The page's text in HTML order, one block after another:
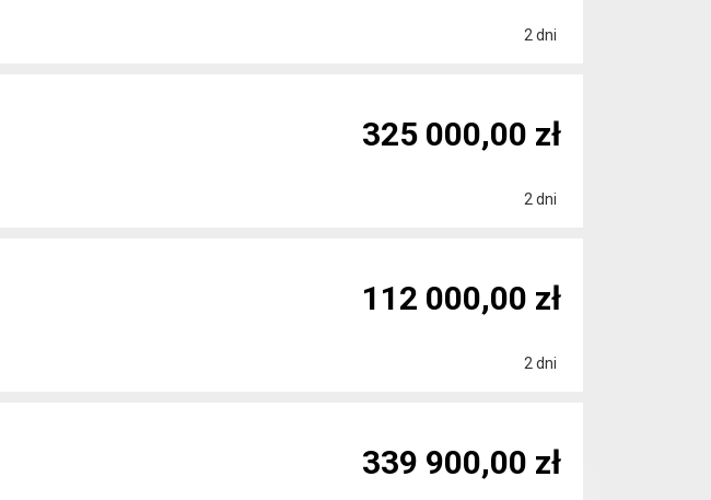
2 dni
2 dni
325 000,00 zł
2 dni
112 000,00 zł
339 900,00 zł